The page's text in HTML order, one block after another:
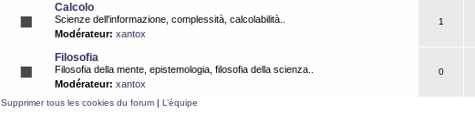
Calcolo
Scienze dell'informazione, complessità, calcolabilità..
Modérateur: xantox
1
Filosofia
Filosofia della mente, epistemologia, filosofia della scienza..
Modérateur: xantox
0
Supprimer tous les cookies du forum | L’équipe